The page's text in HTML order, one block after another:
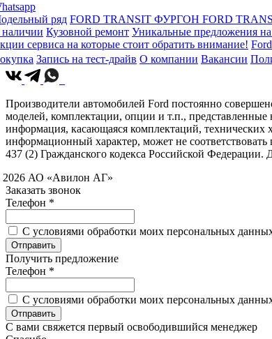
ряд FORD TRANSIT ФУРГОН FORD
Кузовной ремонт Уникальные предложения
сервиса на которые стоит обратить внимание!
Запись на тест-драйв О компании Вакансии
Производители автомобилей Ford постоянно
моделей, комплектации, опции и т.п.,
информация, касающаяся комплектаций, технических
информационный характер, может не
437 (2) Гражданского кодекса Российской
АО «Авилон АГ»
Заказать звонок
Телефон *
C условиями обработки моих персональных
Получить предложение
Телефон *
C условиями обработки моих персональных
С вами свяжется первый освободившийся менеджер